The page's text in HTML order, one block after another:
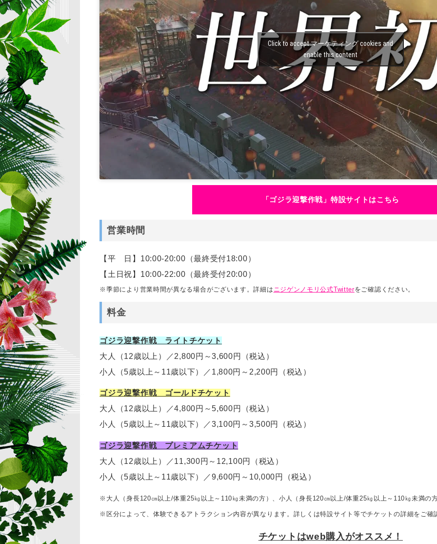
Click to accept マーケティング cookies and
enable this content
「ゴジラ迎撃作戦」特設サイトはこちら
営業時間
【平 日】10:00-20:00（最終受付18:00）
【土日祝】10:00-22:00（最終受付20:00）
※季節により営業時間が異なる場合がございます。詳細は ニジゲンノモリ公式Twitterをご確認ください。
料金
ゴジラ迎撃作戦 ライトチケット
大人（12歳以上）
／2,800円～3,600円
（税込）
小人（5歳以上～11歳以下）
／ 1,800円～2,200円 （税込）
ゴジラ迎撃作戦 ゴールドチケット
大人（12歳以上）
／4,800円～5,600円（税込）
小人（5歳以上～11歳以下）
／3,100円～3,500円 （税込）
ゴジラ迎撃作戦 プレミアムチケット
大人（12歳以上）
／11,300円～12,100円
（税込）
小人（5歳以上～11歳以下）
／9,600円～10,000円 （税込）
※大人（身長120㎝以上/体重25㎏以上～110㎏未満の方）、小人（身長120㎝以上/体重25㎏以上～110㎏未満の
※区分によって、体験できるアトラクション内容が異なります。詳しくは特設サイト等でチケットの詳細をご確
チケットはweb購入がオススメ！